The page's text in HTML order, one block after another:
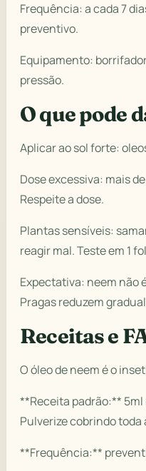
Frequência: a cada 7
preventivo.
Equipamento:
pressão.
O que pode
Aplicar ao sol forte:
Dose excessiva: mais
Respeite a dose.
Plantas sensíveis:
reagir mal. Teste em 1
Expectativa: neem não
Pragas reduzem
Receitas e
O óleo de neem é o
**Receita padrão:** 5ml
Pulverize cobrindo
**Frequência:**